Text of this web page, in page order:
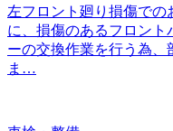
左フロント廻り損傷での
に、損傷のあるフロン
ーの交換作業を行う為、
ま…